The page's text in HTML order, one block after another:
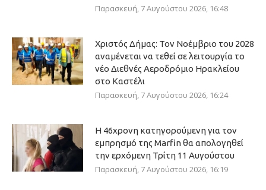
Παρασκευή, 7 Αυγούστου 2026, 16:48
Χριστός Δήμας: Τον Νοέμβριο του 2028
αναμένεται να τεθεί σε λειτουργία το
νέο Διεθνές Αεροδρόμιο Ηρακλείου
στο Καστέλι
Παρασκευή, 7 Αυγούστου 2026, 16:24
Η 46χρονη κατηγορούμενη για τον
εμπρησμό της Marfin θα απολογηθεί
την ερχόμενη Τρίτη 11 Αυγούστου
Παρασκευή, 7 Αυγούστου 2026, 16:19